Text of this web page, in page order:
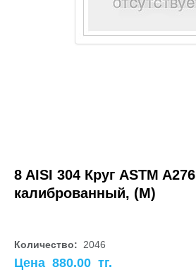
8 AISI 304 Круг ASTM A276
калиброванный, (М)
Количество:
2046
Цена 880.00 тг.